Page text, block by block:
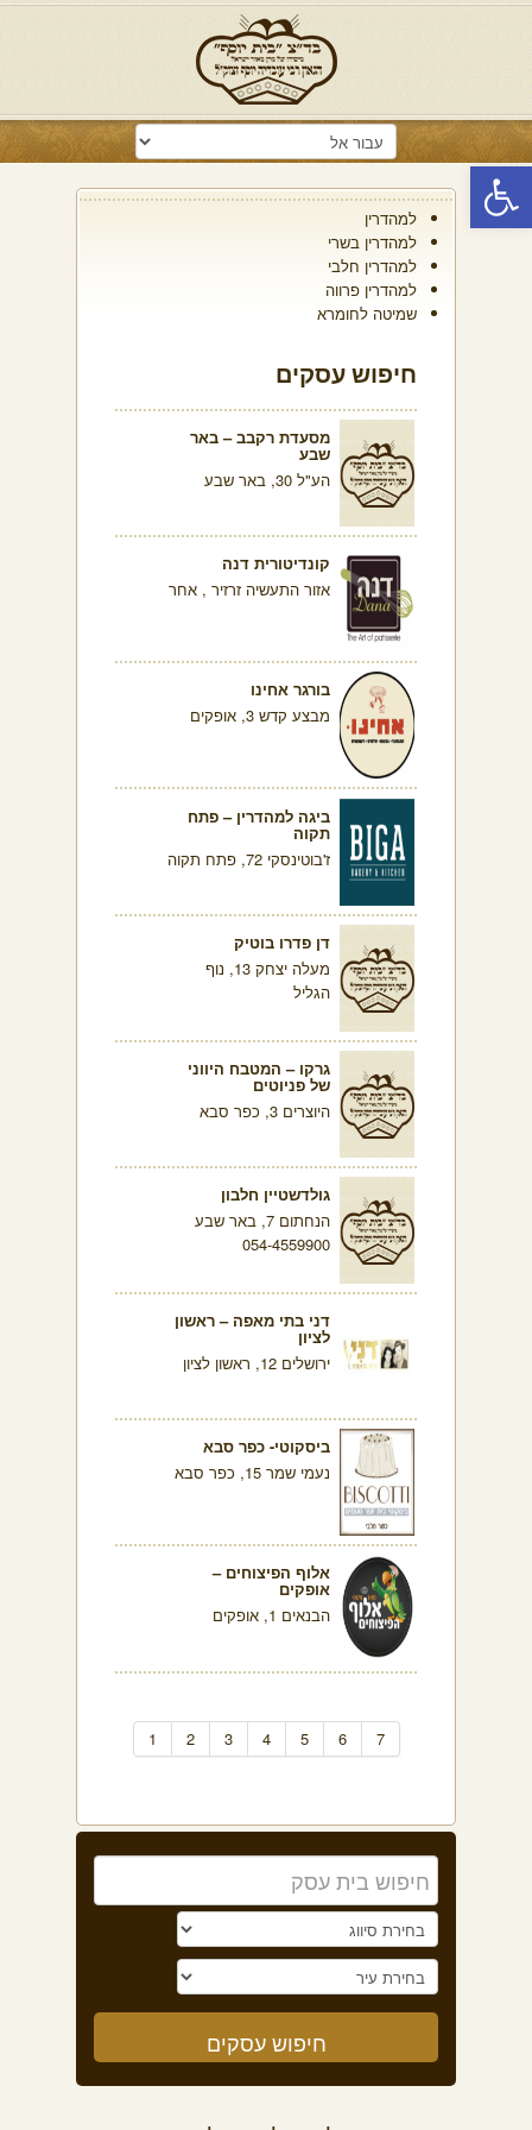
פתח סרגל נגישות
למהדרין
למהדרין בשרי
למהדרין חלבי
למהדרין פרווה
שמיטה לחומרא
חיפוש עסקים
מסעדת רקבב – באר
שבע
הע"ל 30, באר שבע
קונדיטורית דנה
אזור התעשיה זרזיר , אחר
בורגר אחינו
מבצע קדש 3, אופקים
ביגה למהדרין – פתח
תקוה
ז'בוטינסקי 72, פתח תקוה
דן פדרו בוטיק
מעלה יצחק 13, נוף
הגליל
גרקו – המטבח היווני
של פניוטים
היוצרים 3, כפר סבא
גולדשטיין חלבון
הנחתום 7, באר שבע
054-4559900
דני בתי מאפה – ראשון
לציון
ירושלים 12, ראשון לציון
ביסקוטי- כפר סבא
נעמי שמר 15, כפר סבא
אלוף הפיצוחים –
אופקים
הבנאים 1, אופקים
1 2 3 4 5 6 7